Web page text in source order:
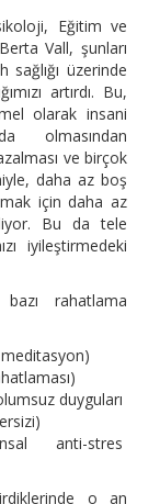
Eğitim ve
Vall, şunları
sağlığı üzerinde
artırdı. Bu,
olarak insani
olmasından
ve birçok
daha az boş
için daha az
Bu da tele
iyileştirmedeki
rahatlama
duyguları
anti-stres
o an